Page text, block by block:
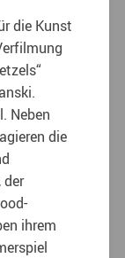
die Kunst
Neben
die
der
ihrem